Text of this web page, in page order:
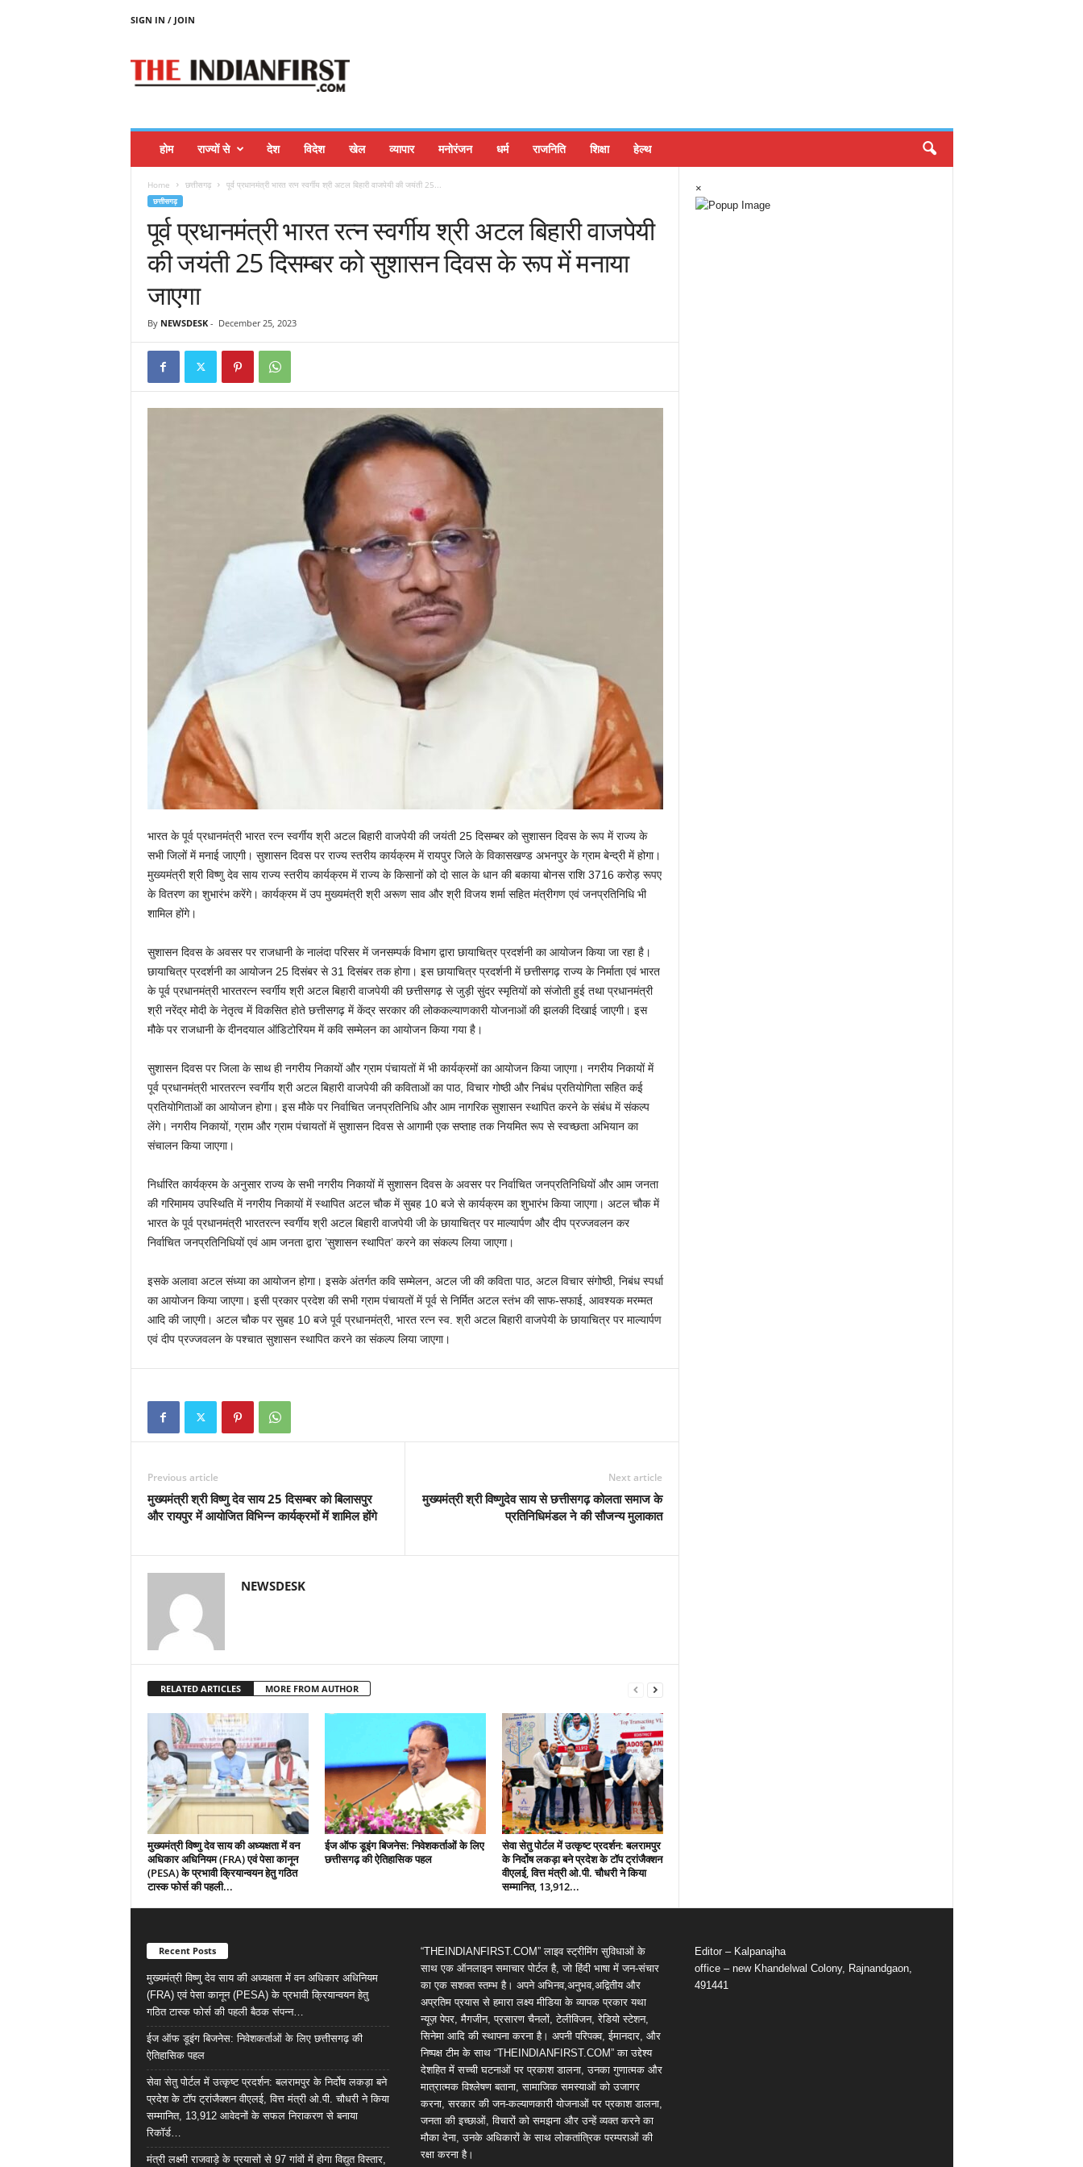
SIGN IN / JOIN
होम राज्यों से देश विदेश खेल व्यापार मनोरंजन धर्म राजनिति शिक्षा हेल्थ
Home छत्तीसगढ़ पूर्व प्रधानमंत्री भारत रत्न स्वर्गीय श्री अटल बिहारी वाजपेयी की जयंती 25...
छत्तीसगढ़
पूर्व प्रधानमंत्री भारत रत्न स्वर्गीय श्री अटल बिहारी वाजपेयी
की जयंती 25 दिसम्बर को सुशासन दिवस के रूप में मनाया
जाएगा
By NEWSDESK- December 25, 2023
भारत के पूर्व प्रधानमंत्री भारत रत्न स्वर्गीय श्री अटल बिहारी वाजपेयी की जयंती 25 दिसम्बर को सुशासन दिवस के रूप में राज्य के
सभी जिलों में मनाई जाएगी। सुशासन दिवस पर राज्य स्तरीय कार्यक्रम में रायपुर जिले के विकासखण्ड अभनपुर के ग्राम बेन्द्री में होगा।
मुख्यमंत्री श्री विष्णु देव साय राज्य स्तरीय कार्यक्रम में राज्य के किसानों को दो साल के धान की बकाया बोनस राशि 3716 करोड़ रूपए
के वितरण का शुभारंभ करेंगे। कार्यक्रम में उप मुख्यमंत्री श्री अरूण साव और श्री विजय शर्मा सहित मंत्रीगण एवं जनप्रतिनिधि भी
शामिल होंगे।
सुशासन दिवस के अवसर पर राजधानी के नालंदा परिसर में जनसम्पर्क विभाग द्वारा छायाचित्र प्रदर्शनी का आयोजन किया जा रहा है।
छायाचित्र प्रदर्शनी का आयोजन 25 दिसंबर से 31 दिसंबर तक होगा। इस छायाचित्र प्रदर्शनी में छत्तीसगढ़ राज्य के निर्माता एवं भारत
के पूर्व प्रधानमंत्री भारतरत्न स्वर्गीय श्री अटल बिहारी वाजपेयी की छत्तीसगढ़ से जुड़ी सुंदर स्मृतियों को संजोती हुई तथा प्रधानमंत्री
श्री नरेंद्र मोदी के नेतृत्व में विकसित होते छत्तीसगढ़ में केंद्र सरकार की लोककल्याणकारी योजनाओं की झलकी दिखाई जाएगी। इस
मौके पर राजधानी के दीनदयाल ऑडिटोरियम में कवि सम्मेलन का आयोजन किया गया है।
सुशासन दिवस पर जिला के साथ ही नगरीय निकायों और ग्राम पंचायतों में भी कार्यक्रमों का आयोजन किया जाएगा। नगरीय निकायों में
पूर्व प्रधानमंत्री भारतरत्न स्वर्गीय श्री अटल बिहारी वाजपेयी की कविताओं का पाठ, विचार गोष्ठी और निबंध प्रतियोगिता सहित कई
प्रतियोगिताओं का आयोजन होगा। इस मौके पर निर्वाचित जनप्रतिनिधि और आम नागरिक सुशासन स्थापित करने के संबंध में संकल्प
लेंगे। नगरीय निकायों, ग्राम और ग्राम पंचायतों में सुशासन दिवस से आगामी एक सप्ताह तक नियमित रूप से स्वच्छता अभियान का
संचालन किया जाएगा।
निर्धारित कार्यक्रम के अनुसार राज्य के सभी नगरीय निकायों में सुशासन दिवस के अवसर पर निर्वाचित जनप्रतिनिधियों और आम जनता
की गरिमामय उपस्थिति में नगरीय निकायों में स्थापित अटल चौक में सुबह 10 बजे से कार्यक्रम का शुभारंभ किया जाएगा। अटल चौक में
भारत के पूर्व प्रधानमंत्री भारतरत्न स्वर्गीय श्री अटल बिहारी वाजपेयी जी के छायाचित्र पर माल्यार्पण और दीप प्रज्जवलन कर
निर्वाचित जनप्रतिनिधियों एवं आम जनता द्वारा ’सुशासन स्थापित’ करने का संकल्प लिया जाएगा।
इसके अलावा अटल संध्या का आयोजन होगा। इसके अंतर्गत कवि सम्मेलन, अटल जी की कविता पाठ, अटल विचार संगोष्ठी, निबंध स्पर्धा
का आयोजन किया जाएगा। इसी प्रकार प्रदेश की सभी ग्राम पंचायतों में पूर्व से निर्मित अटल स्तंभ की साफ-सफाई, आवश्यक मरम्मत
आदि की जाएगी। अटल चौक पर सुबह 10 बजे पूर्व प्रधानमंत्री, भारत रत्न स्व. श्री अटल बिहारी वाजपेयी के छायाचित्र पर माल्यार्पण
एवं दीप प्रज्जवलन के पश्चात सुशासन स्थापित करने का संकल्प लिया जाएगा।
Previous article
मुख्यमंत्री श्री विष्णु देव साय 25 दिसम्बर को बिलासपुर
और रायपुर में आयोजित विभिन्न कार्यक्रमों में शामिल होंगे
Next article
मुख्यमंत्री श्री विष्णुदेव साय से छत्तीसगढ़ कोलता समाज के
प्रतिनिधिमंडल ने की सौजन्य मुलाकात
NEWSDESK
RELATED ARTICLES MORE FROM AUTHOR
मुख्यमंत्री विष्णु देव साय की अध्यक्षता में वन
अधिकार अधिनियम (FRA) एवं पेसा कानून
(PESA) के प्रभावी क्रियान्वयन हेतु गठित
टास्क फोर्स की पहली...
ईज ऑफ डूइंग बिजनेस: निवेशकर्ताओं के लिए
छत्तीसगढ़ की ऐतिहासिक पहल
सेवा सेतु पोर्टल में उत्कृष्ट प्रदर्शन: बलरामपुर
के निर्दोष लकड़ा बने प्रदेश के टॉप ट्रांजैक्शन
वीएलई, वित्त मंत्री ओ.पी. चौधरी ने किया
सम्मानित, 13,912...
×
Recent Posts
मुख्यमंत्री विष्णु देव साय की अध्यक्षता में वन अधिकार अधिनियम
(FRA) एवं पेसा कानून (PESA) के प्रभावी क्रियान्वयन हेतु
गठित टास्क फोर्स की पहली बैठक संपन्न…
ईज ऑफ डूइंग बिजनेस: निवेशकर्ताओं के लिए छत्तीसगढ़ की
ऐतिहासिक पहल
सेवा सेतु पोर्टल में उत्कृष्ट प्रदर्शन: बलरामपुर के निर्दोष लकड़ा बने
प्रदेश के टॉप ट्रांजैक्शन वीएलई, वित्त मंत्री ओ.पी. चौधरी ने किया
सम्मानित, 13,912 आवेदनों के सफल निराकरण से बनाया
रिकॉर्ड…
मंत्री लक्ष्मी राजवाड़े के प्रयासों से 97 गांवों में होगा विद्युत विस्तार,
“THEINDIANFIRST.COM” लाइव स्ट्रीमिंग सुविधाओं के
साथ एक ऑनलाइन समाचार पोर्टल है, जो हिंदी भाषा में जन-संचार
का एक सशक्त स्तम्भ है। अपने अभिनव,अनुभव,अद्वितीय और
अप्रतिम प्रयास से हमारा लक्ष्य मीडिया के व्यापक प्रकार यथा
न्यूज़ पेपर, मैगजीन, प्रसारण चैनलों, टेलीविजन, रेडियो स्टेशन,
सिनेमा आदि की स्थापना करना है। अपनी परिपक्व, ईमानदार, और
निष्पक्ष टीम के साथ “THEINDIANFIRST.COM” का उद्देश्य
देशहित में सच्ची घटनाओं पर प्रकाश डालना, उनका गुणात्मक और
मात्रात्मक विश्लेषण बताना, सामाजिक समस्याओं को उजागर
करना, सरकार की जन-कल्याणकारी योजनाओं पर प्रकाश डालना,
जनता की इच्छाओं, विचारों को समझना और उन्हें व्यक्त करने का
मौका देना, उनके अधिकारों के साथ लोकतांत्रिक परम्पराओं की
रक्षा करना है।
Editor – Kalpanajha
office – new Khandelwal Colony, Rajnandgaon,
491441